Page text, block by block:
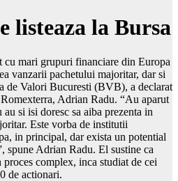
listeaza la Bursa
cu mari grupuri financiare din Europa
vanzarii pachetului majoritar, dar si
de Valori Bucuresti (BVB), a declarat
Adrian Radu. “Au aparut
si isi doresc sa aiba prezenta in
Este vorba de institutii
in principal, dar exista un potential
spune Adrian Radu. El sustine ca
complex, inca studiat de cei
de actionari.